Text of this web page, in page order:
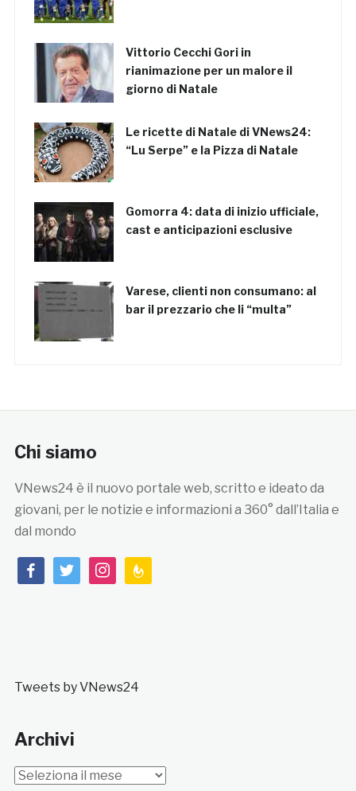
Vittorio Cecchi Gori in
rianimazione per un malore il
giorno di Natale
Le ricette di Natale di VNews24:
“Lu Serpe” e la Pizza di Natale
Gomorra 4: data di inizio ufficiale,
cast e anticipazioni esclusive
Varese, clienti non consumano: al
bar il prezzario che li “multa”
Chi siamo
VNews24 è il nuovo portale web, scritto e ideato da
giovani, per le notizie e informazioni a 360° dall’Italia e
dal mondo
facebooktwitterinstagramfeedburner
Tweets by VNews24
Archivi
Archivi